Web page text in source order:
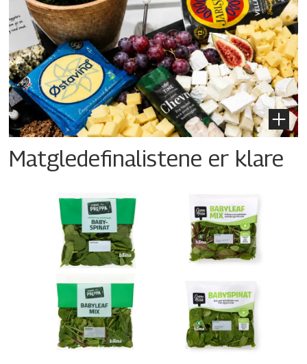
Matgledefinalistene er klare